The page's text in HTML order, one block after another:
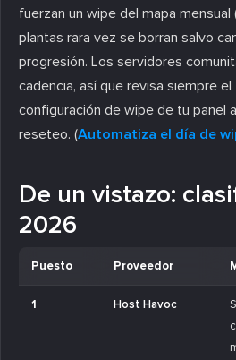
fuerzan un wipe del mapa mensual
plantas rara vez se borran salvo
progresión. Los servidores
cadencia, así que revisa siempre
configuración de wipe de tu panel
reseteo. (Automatiza el día de
De un vistazo:
2026
Puesto Proveedor
1 Host Havoc